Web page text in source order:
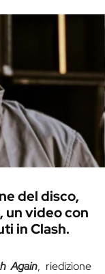
del disco,
un video con
in Clash.
Again, riedizione